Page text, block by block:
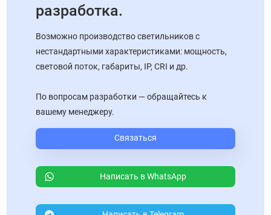
разработка.
Возможно производство светильников с
нестандартными характеристиками: мощность,
световой поток, габариты, IP, CRI и др.
По вопросам разработки — обращайтесь к
вашему менеджеру.
Связаться
Написать в WhatsApp